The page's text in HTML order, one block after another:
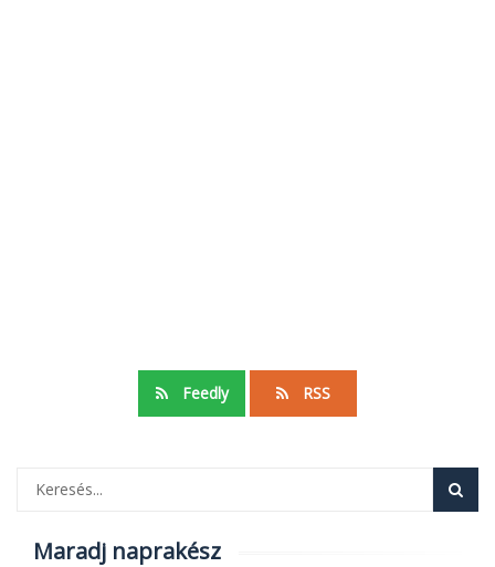
Feedly RSS
Maradj naprakész